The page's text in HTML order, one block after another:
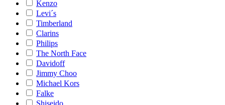
Kenzo
Levi´s
Timberland
Clarins
Philips
The North Face
Davidoff
Jimmy Choo
Michael Kors
Falke
Shiseido